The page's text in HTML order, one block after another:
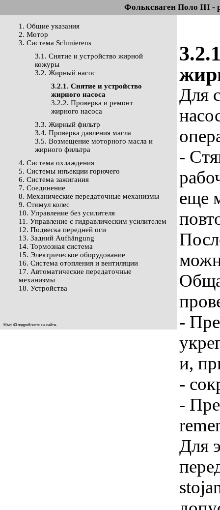
Фольксваген Поло III -
1. Общие указания
2. Мотор
3. Система Schmierens
3.1. Снятие и устройство жирной
кожуры
3.2. Жирный насос
3.2.1. Снятие и устройство
жирного насоса
3.2.2. Проверка и ремонт
жирного насоса
3.3. Жирный фильтр
3.4. Проверка давления масла
3.5. Возмещение моторного масла и
жирного фильтра
4. Система охлаждения
5. Системы инъекции горючего
6. Система зажигания
7. Соединение
8. Механические передаточные механизмы
9. Стимул колес
10. Управление без усилителя
11. Управление с гидравлическим усилителем
12. Подвеска передней оси
13. Задний Aufhängung
14. Тормозная система
15. Электрическое оборудование
16. Система отопления и вентиляции
17. Автоматические передаточные
механизмы
18. Устройства
Mtwi 40 подробности насайте.
Для
-
еще
-
и,
-
-
Для